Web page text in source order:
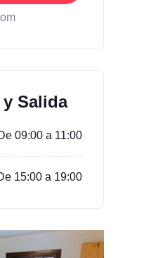
Salida
09:00 a 11:00
15:00 a 19:00